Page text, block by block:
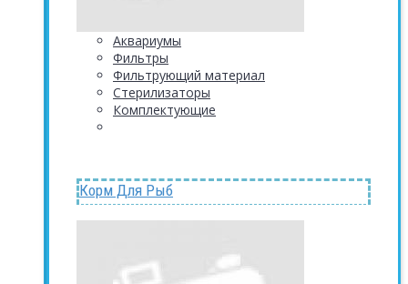
Аквариумы
Фильтры
Фильтрующий материал
Стерилизаторы
Комплектующие
Корм Для Рыб